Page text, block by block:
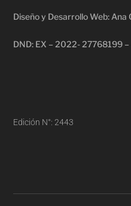
Diseño y Desarrollo Web: Ana
DND: EX – 2022- 27768199 –
Edición N°: 2443